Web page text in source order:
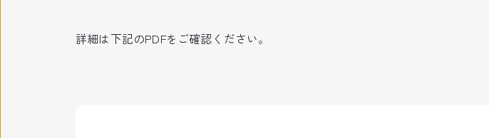
詳細は下記のPDFをご確認ください。